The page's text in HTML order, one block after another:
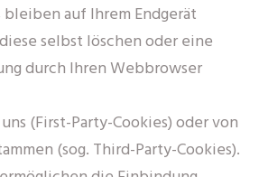
auf Ihrem Endgerät
selbst löschen oder eine
durch Ihren Webbrowser
(First-Party-Cookies) oder von
(sog. Third-Party-Cookies).